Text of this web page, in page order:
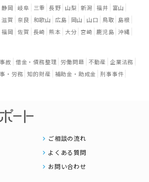
静岡 岐阜 三重 長野 山梨 新潟 福井
富山
滋賀 奈良 和歌山 広島 岡山 山口 鳥取
島根
福岡 佐賀 長崎 熊本 大分 宮崎 鹿児島 沖縄
故 借金・債務整理 労働問題 不動産 企業法務
・労務 知的財産 補助金・助成金 刑事事件
ご相談の流れ
よくある質問
お問い合わせ